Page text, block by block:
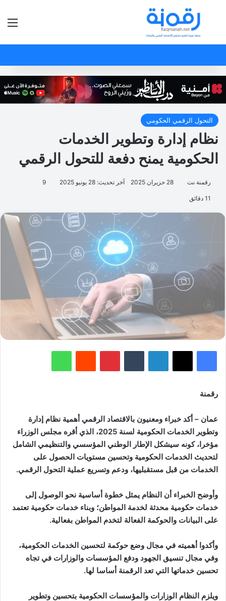
بحث عن
التحول الرقمي الحكومي
نظام إدارة وتطوير الخدمات
الحكومية يمنح دفعة للتحول الرقمي
رقمنة نت 28 حزيران 2025 آخر تحديث: 28 يونيو 2025 9
فيسبوك لينكدإن بينتيريست
رقمنة
عمان – أكد خبراء ومعنيون بالاقتصاد الرقمي أهمية نظام إدارة
وتطوير الخدمات الحكومية لسنة 2025، الذي أقره مجلس الوزراء
مؤخرا، كونه سيشكل الإطار الوطني المؤسسي والتنظيمي الشامل
لتحديث الخدمات الحكومية وتحسين مستويات الحصول على
الخدمات من قبل مستقبليها، ودعم وتسريع عملية التحول الرقمي.
وأوضح الخبراء أن النظام يمثل خطوة أساسية نحو الوصول إلى
خدمات حكومية محدثة لخدمة المواطن؛ وبناء خدمات حكومية تعتمد
على البيانات والحوكمة الفعالة لتخدم المواطن بفعالية.
وأكدوا أهميته في مجال وضع حوكمة لتحسين الخدمات الحكومية،
وفي مجال تنسيق الجهود ودفع المؤسسات والوزارات في تجاه
تحسين خدماتها التي تعد الرقمنة أساسا لها.
ويلزم النظام الوزارات والمؤسسات الحكومية بتحسين وتطوير